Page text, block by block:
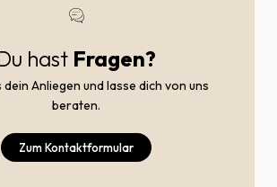
hast Fragen?
dein Anliegen und lasse dich von uns
beraten.
Zum Kontaktformular